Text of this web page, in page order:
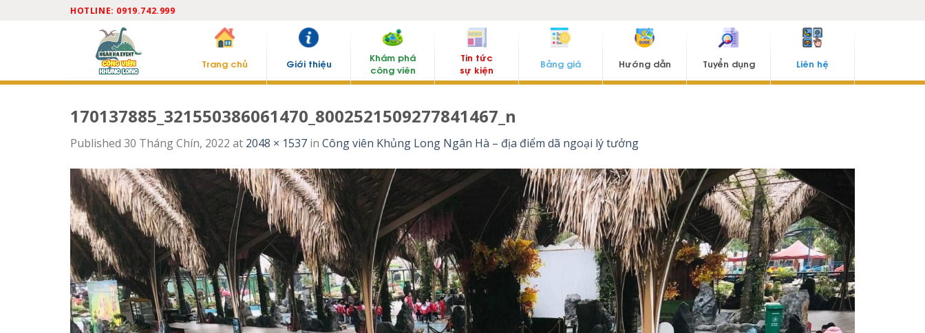
HOTLINE: 0919.742.999
Trang chủ Giới thiệu
Khám phá
công viên
Tin tức
sự kiện
Bảng giá Hướng dẫn Tuyển dụng Liên hệ
170137885_321550386061470_8002521509277841467_n
Published 30 Tháng Chín, 2022 at 2048 × 1537 in Công viên Khủng Long Ngân Hà – địa điểm dã ngoại lý tưởng